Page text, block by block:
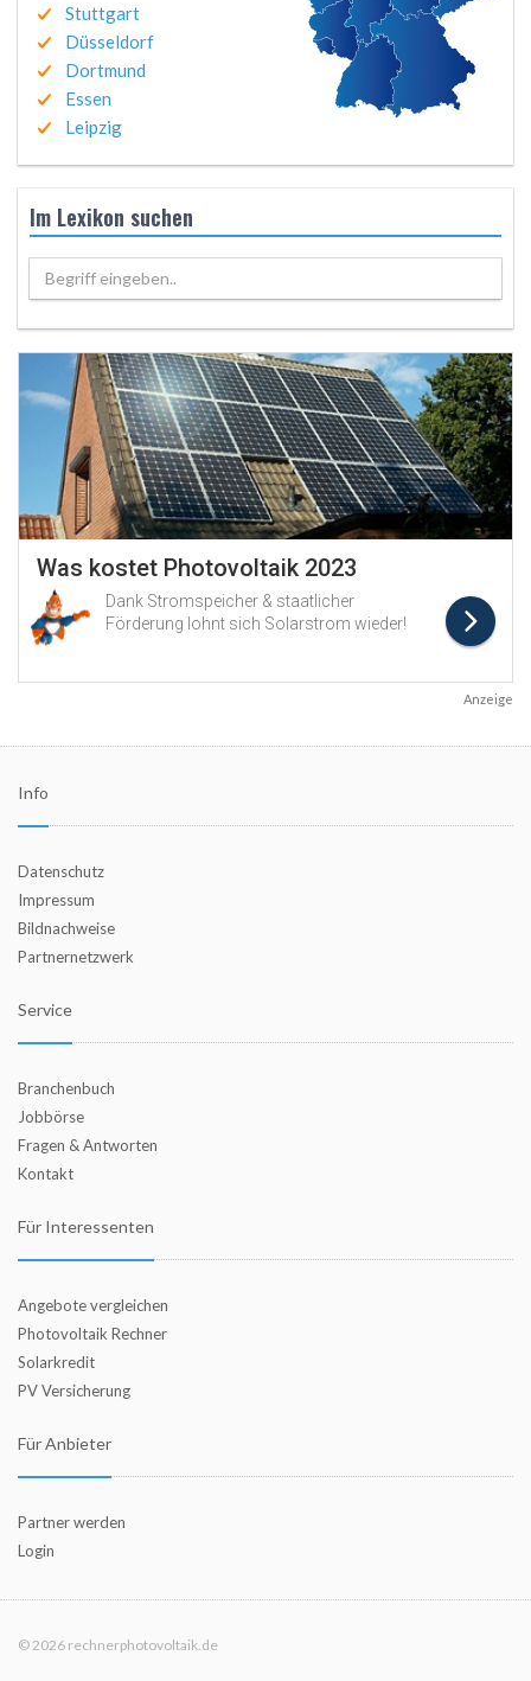
Stuttgart
Düsseldorf
Dortmund
Essen
Leipzig
Im Lexikon suchen
Begriff eingeben..
Anzeige
Info
Datenschutz
Impressum
Bildnachweise
Partnernetzwerk
Service
Branchenbuch
Jobbörse
Fragen & Antworten
Kontakt
Für Interessenten
Angebote vergleichen
Photovoltaik Rechner
Solarkredit
PV Versicherung
Für Anbieter
Partner werden
Login
© 2026 rechnerphotovoltaik.de